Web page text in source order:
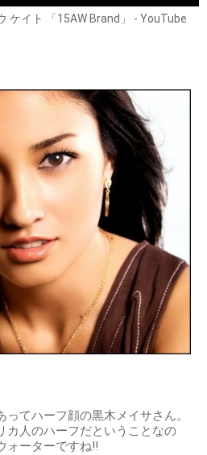
ケイト 「15AW Brand」 - YouTube
てハーフ顔の黒木メイサさん。
カ人のハーフだということなの
ォーターですね!!